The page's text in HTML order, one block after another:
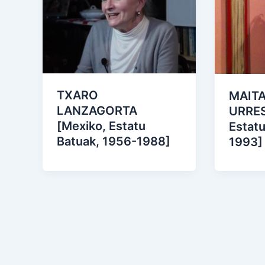
TXARO
LANZAGORTA
[Mexiko, Estatu
Batuak, 1956-1988]
1993]